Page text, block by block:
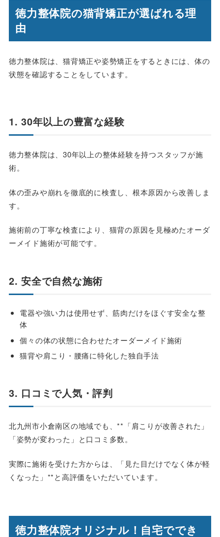
徳力整体院の猫背矯正が選ばれる理
由
徳力整体院は、猫背矯正や姿勢矯正をするときには、体の
状態を確認することをしています。
1. 30年以上の豊富な経験
徳力整体院は、30年以上の整体経験を持つスタッフが施
術。
体の歪みや崩れを徹底的に検査し、根本原因から改善しま
す。
施術前の丁寧な検査により、猫背の原因を見極めたオーダ
ーメイド施術が可能です。
2. 安全で自然な施術
電器や強い力は使用せず、筋肉だけをほぐす安全な整
体
個々の体の状態に合わせたオーダーメイド施術
猫背や肩こり・腰痛に特化した独自手法
3. 口コミで人気・評判
北九州市小倉南区の地域でも、**「肩こりが改善された」
「姿勢が変わった」と口コミ多数。
実際に施術を受けた方からは、「見た目だけでなく体が軽
くなった」**と高評価をいただいています。
徳力整体院オリジナル！自宅ででき